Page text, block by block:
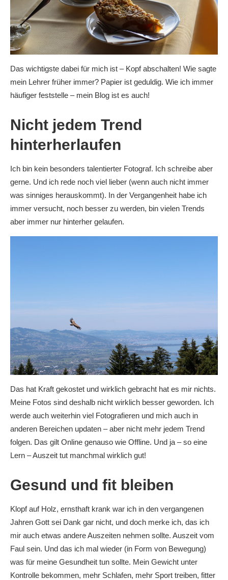
Das wichtigste dabei für mich ist – Kopf abschalten! Wie sagte
mein Lehrer früher immer? Papier ist geduldig. Wie ich immer
häufiger feststelle – mein Blog ist es auch!
Nicht jedem Trend
hinterherlaufen
Ich bin kein besonders talentierter Fotograf. Ich schreibe aber
gerne. Und ich rede noch viel lieber (wenn auch nicht immer
was sinniges herauskommt). In der Vergangenheit habe ich
immer versucht, noch besser zu werden, bin vielen Trends
aber immer nur hinterher gelaufen.
Das hat Kraft gekostet und wirklich gebracht hat es mir nichts.
Meine Fotos sind deshalb nicht wirklich besser geworden. Ich
werde auch weiterhin viel Fotografieren und mich auch in
anderen Bereichen updaten – aber nicht mehr jedem Trend
folgen. Das gilt Online genauso wie Offline. Und ja – so eine
Lern – Auszeit tut manchmal wirklich gut!
Gesund und fit bleiben
Klopf auf Holz, ernsthaft krank war ich in den vergangenen
Jahren Gott sei Dank gar nicht, und doch merke ich, das ich
mir auch etwas andere Auszeiten nehmen sollte. Auszeit vom
Faul sein. Und das ich mal wieder (in Form von Bewegung)
was für meine Gesundheit tun sollte. Mein Gewicht unter
Kontrolle bekommen, mehr Schlafen, mehr Sport treiben, fitter